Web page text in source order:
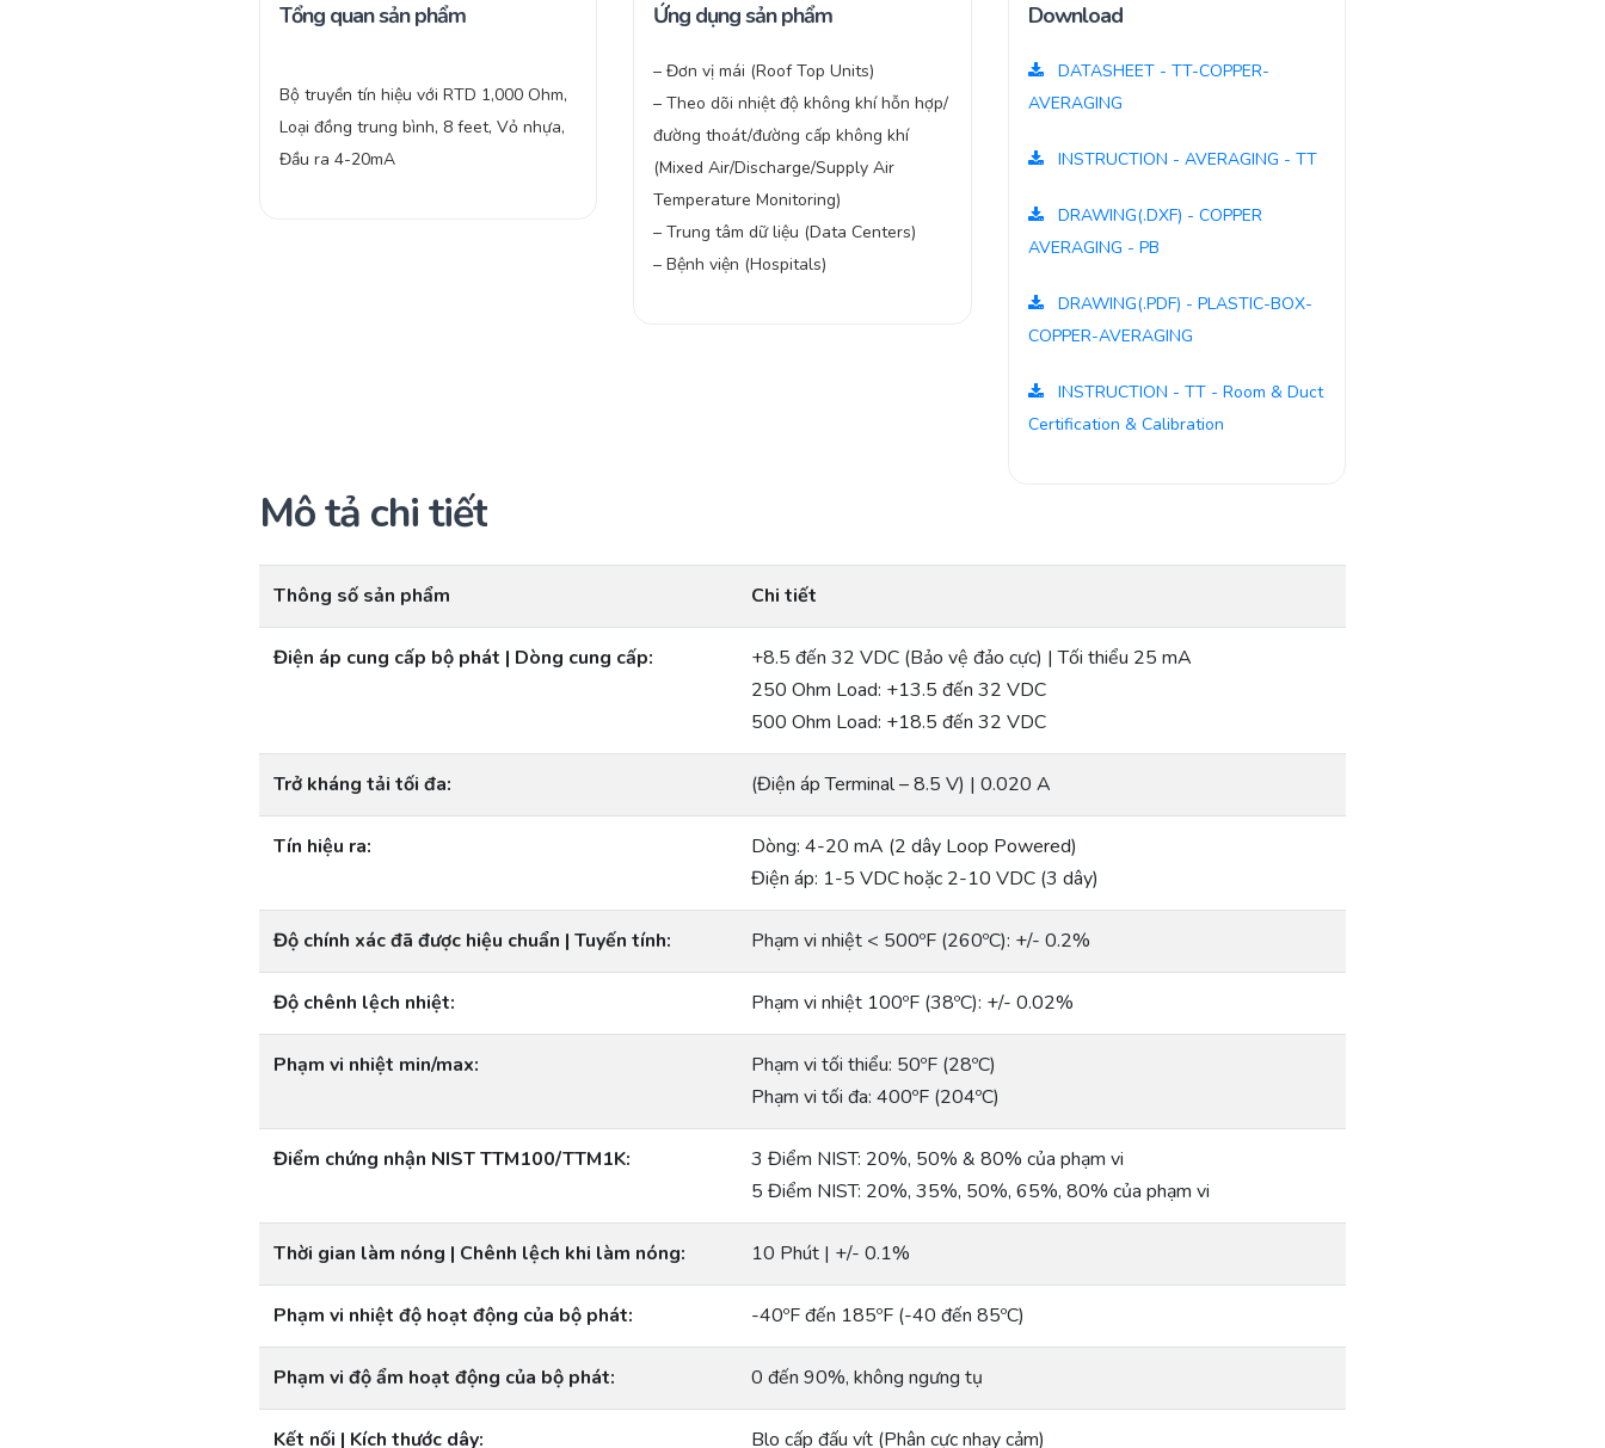
Tổng quan sản phẩm
Bộ truyền tín hiệu với RTD 1,000 Ohm,
Loại đồng trung bình, 8 feet, Vỏ nhựa,
Đầu ra 4-20mA
Ứng dụng sản phẩm
– Đơn vị mái (Roof Top Units)
– Theo dõi nhiệt độ không khí hỗn hợp/
đường thoát/đường cấp không khí
(Mixed Air/Discharge/Supply Air
Temperature Monitoring)
– Trung tâm dữ liệu (Data Centers)
– Bệnh viện (Hospitals)
Download
DATASHEET - TT-COPPER-
AVERAGING
INSTRUCTION - AVERAGING - TT
DRAWING(.DXF) - COPPER
AVERAGING - PB
DRAWING(.PDF) - PLASTIC-BOX-
COPPER-AVERAGING
INSTRUCTION - TT - Room & Duct
Certification & Calibration
Mô tả chi tiết
Thông số sản phẩm Chi tiết
Điện áp cung cấp bộ phát | Dòng cung cấp:
+8.5 đến 32 VDC (Bảo vệ đảo cực) | Tối thiểu 25 mA
250 Ohm Load: +13.5 đến 32 VDC
500 Ohm Load: +18.5 đến 32 VDC
Trở kháng tải tối đa: (Điện áp Terminal – 8.5 V) | 0.020 A
Tín hiệu ra:
Dòng: 4-20 mA (2 dây Loop Powered)
Điện áp: 1-5 VDC hoặc 2-10 VDC (3 dây)
Độ chính xác đã được hiệu chuẩn | Tuyến tính: Phạm vi nhiệt < 500ºF (260ºC): +/- 0.2%
Độ chênh lệch nhiệt: Phạm vi nhiệt 100ºF (38ºC): +/- 0.02%
Phạm vi nhiệt min/max:
Phạm vi tối thiểu: 50ºF (28ºC)
Phạm vi tối đa: 400ºF (204ºC)
Điểm chứng nhận NIST TTM100/TTM1K:
3 Điểm NIST: 20%, 50% & 80% của phạm vi
5 Điểm NIST: 20%, 35%, 50%, 65%, 80% của phạm vi
Thời gian làm nóng | Chênh lệch khi làm nóng: 10 Phút | +/- 0.1%
Phạm vi nhiệt độ hoạt động của bộ phát: -40ºF đến 185ºF (-40 đến 85ºC)
Phạm vi độ ẩm hoạt động của bộ phát: 0 đến 90%, không ngưng tụ
Kết nối | Kích thước dây:
Blo cấp đấu vít (Phân cực nhạy cảm)